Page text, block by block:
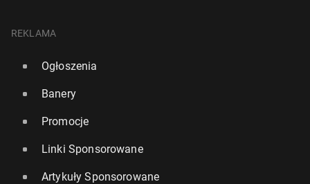
REKLAMA
Ogłoszenia
Banery
Promocje
Linki Sponsorowane
Artykuły Sponsorowane